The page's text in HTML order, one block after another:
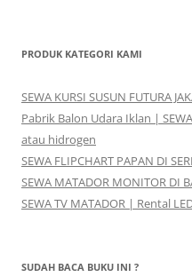
PRODUK KATEGORI KAMI
SEWA KURSI SUSUN FUTURA
Pabrik Balon Udara Iklan |
atau hidrogen
SEWA FLIPCHART PAPAN DI
SEWA MATADOR MONITOR DI
SEWA TV MATADOR | Rental
SUDAH BACA BUKU INI ?